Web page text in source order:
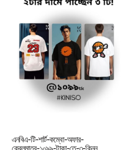
এনবিএ-টি-শার্ট-কম্বো-অফার-
কেবলমাত্র-১০৯৯-টাকা-তে-৩-কিনুন